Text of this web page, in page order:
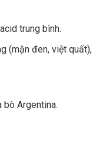
trung bình.
(mận đen, việt quất),
bò Argentina.